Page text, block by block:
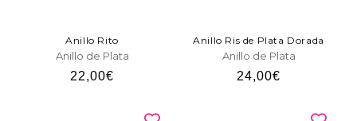
Anillo Rito
Anillo de Plata
Precio
22,00€
Anillo Ris de Plata Dorada
Anillo de Plata
Precio
24,00€